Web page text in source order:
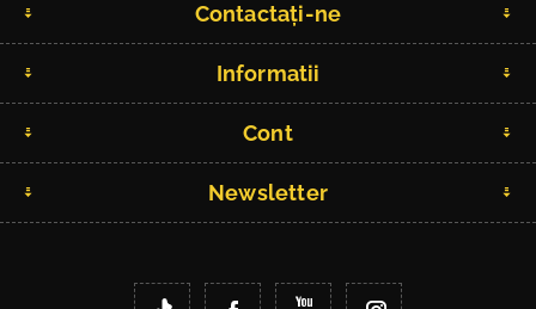
Contactați-ne
Informatii
Cont
Newsletter